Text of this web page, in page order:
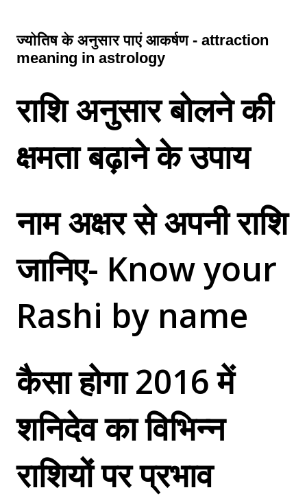
ज्योतिष के अनुसार पाएं आकर्षण - attraction
meaning in astrology
राशि अनुसार बोलने की
क्षमता बढ़ाने के उपाय
नाम अक्षर से अपनी राशि
जानिए- Know your
Rashi by name
कैसा होगा 2016 में
शनिदेव का विभिन्न
राशियों पर प्रभाव